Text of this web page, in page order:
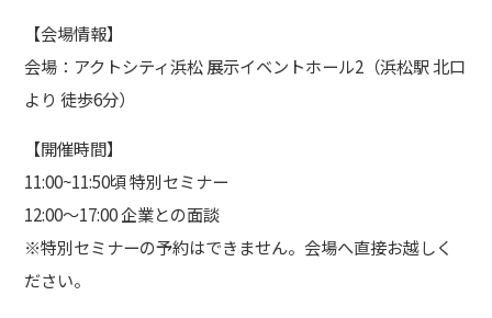
【会場情報】
会場：アクトシティ浜松 展⽰イベントホール2（浜松駅 北⼝
より 徒歩6分）
【開催時間】
11:00~11:50頃 特別セミナー
12:00～17:00 企業との面談
※特別セミナーの予約はできません。会場へ直接お越しく
ださい。